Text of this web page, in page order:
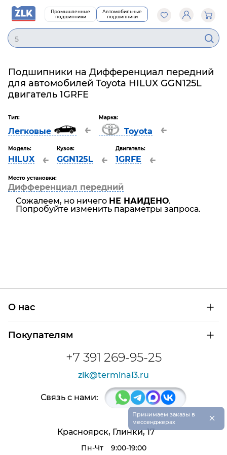
Промышленные
подшипники
Автомобильные
подшипники
50
Подшипники на Дифференциал передний
для автомобилей Toyota HILUX GGN125L
двигатель 1GRFE
Тип:
Легковые ←
Марка:
Toyota ←
Модель:
HILUX ←
Кузов:
GGN125L ←
Двигатель:
1GRFE ←
Место установки:
Дифференциал передний
Сожалеем, но ничего НЕ НАЙДЕНО.
Попробуйте изменить параметры запроса.
+7 391 269-95-25
zlk@terminal3.ru
О нас
Сертификаты на продукцию
Покупателям
Доставка и оплата
Расшифровка маркировки подшипников
Связь с нами:
Красноярск, Глинки, 17
Пн-Чт 9:00-19:00
Принимаем заказы в
мессенджерах
×